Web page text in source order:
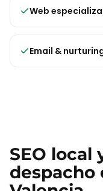
Web
Email &
SEO local
despacho